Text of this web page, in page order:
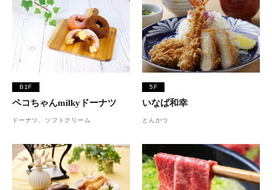
B1F
ペコちゃんmilkyドーナツ
ドーナツ、ソフトクリーム
5F
いなば和幸
とんかつ